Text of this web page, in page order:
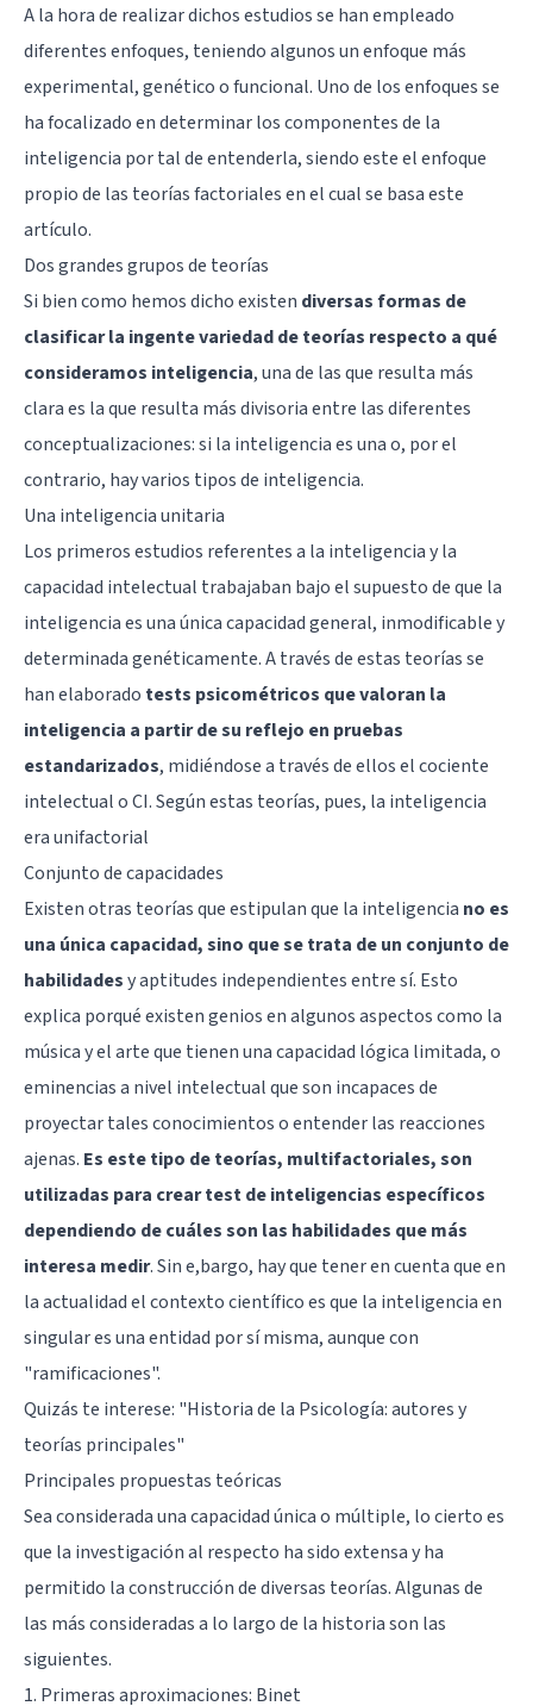
A la hora de realizar dichos estudios se han empleado
diferentes enfoques, teniendo algunos un enfoque más
experimental, genético o funcional. Uno de los enfoques se
ha focalizado en determinar los componentes de la
inteligencia por tal de entenderla, siendo este el enfoque
propio de las teorías factoriales en el cual se basa este
artículo.
Dos grandes grupos de teorías
Si bien como hemos dicho existen diversas formas de
clasificar la ingente variedad de teorías respecto a qué
consideramos inteligencia, una de las que resulta más
clara es la que resulta más divisoria entre las diferentes
conceptualizaciones: si la inteligencia es una o, por el
contrario, hay varios tipos de inteligencia.
Una inteligencia unitaria
Los primeros estudios referentes a la inteligencia y la
capacidad intelectual trabajaban bajo el supuesto de que la
inteligencia es una única capacidad general, inmodificable y
determinada genéticamente. A través de estas teorías se
han elaborado tests psicométricos que valoran la
inteligencia a partir de su reflejo en pruebas
estandarizados, midiéndose a través de ellos el cociente
intelectual o CI. Según estas teorías, pues, la inteligencia
era unifactorial
Conjunto de capacidades
Existen otras teorías que estipulan que la inteligencia no es
una única capacidad, sino que se trata de un conjunto de
habilidadesy aptitudes independientes entre sí. Esto
explica porqué existen genios en algunos aspectos como la
música y el arte que tienen una capacidad lógica limitada, o
eminencias a nivel intelectual que son incapaces de
proyectar tales conocimientos o entender las reacciones
ajenas. Es este tipo de teorías, multifactoriales, son
utilizadas para crear test de inteligencias específicos
dependiendo de cuáles son las habilidades que más
interesa medir. Sin e,bargo, hay que tener en cuenta que en
la actualidad el contexto científico es que la inteligencia en
singular es una entidad por sí misma, aunque con
"ramificaciones".
Quizás te interese: "Historia de la Psicología: autores y
teorías principales"
Principales propuestas teóricas
Sea considerada una capacidad única o múltiple, lo cierto es
que la investigación al respecto ha sido extensa y ha
permitido la construcción de diversas teorías. Algunas de
las más consideradas a lo largo de la historia son las
siguientes.
1. Primeras aproximaciones: Binet